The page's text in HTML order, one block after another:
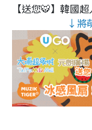
【送您🐯】韓國
↓將